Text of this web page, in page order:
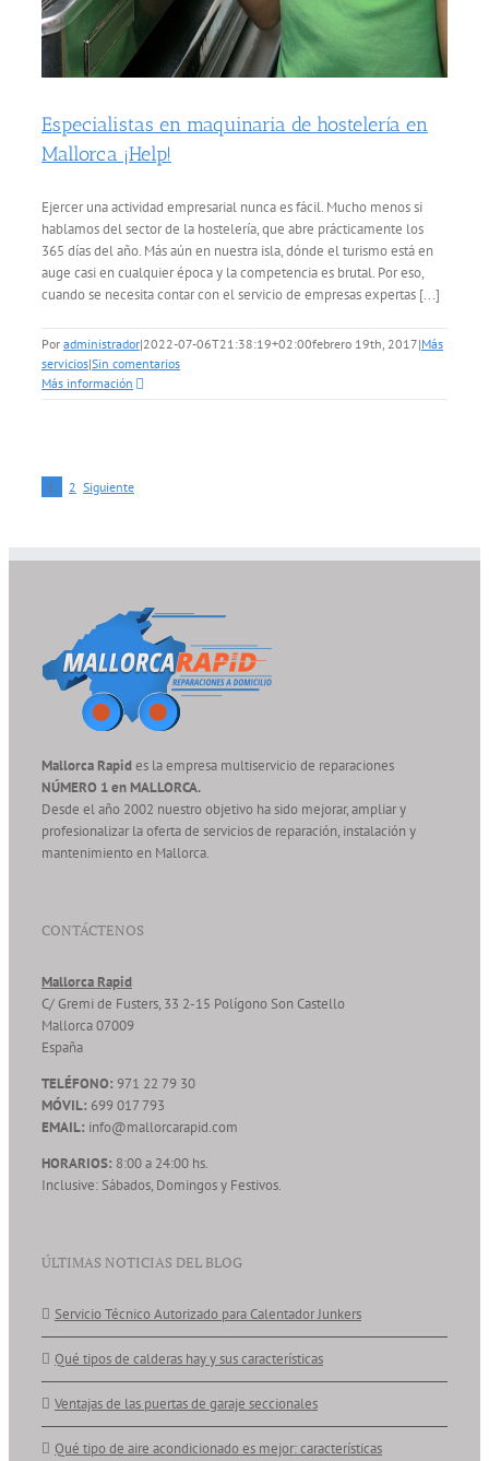
Especialistas en maquinaria de hostelería en
Mallorca ¡Help!
Ejercer una actividad empresarial nunca es fácil. Mucho menos si
hablamos del sector de la hostelería, que abre prácticamente los
365 días del año. Más aún en nuestra isla, dónde el turismo está en
auge casi en cualquier época y la competencia es brutal. Por eso,
cuando se necesita contar con el servicio de empresas expertas [...]
Por administrador|2022-07-06T21:38:19+02:00febrero 19th, 2017|Más
servicios|Sin comentarios
Más información
1 2 Siguiente
Mallorca Rapides la empresa multiservicio de reparaciones
NÚMERO 1 en MALLORCA.
Desde el año 2002 nuestro objetivo ha sido mejorar, ampliar y
profesionalizar la oferta de servicios de reparación, instalación y
mantenimiento en Mallorca.
CONTÁCTENOS
Mallorca Rapid
C/ Gremi de Fusters, 33 2-15 Polígono Son Castello
Mallorca07009
España
TELÉFONO: 971 22 79 30
MÓVIL: 699 017 793
EMAIL: info@mallorcarapid.com
HORARIOS: 8:00 a 24:00 hs.
Inclusive: Sábados, Domingos y Festivos.
ÚLTIMAS NOTICIAS DEL BLOG
Servicio Técnico Autorizado para Calentador Junkers
Qué tipos de calderas hay y sus características
Ventajas de las puertas de garaje seccionales
Qué tipo de aire acondicionado es mejor: características